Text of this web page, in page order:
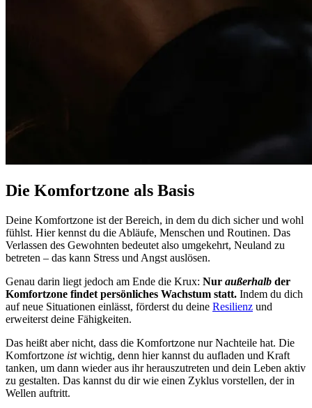
Die Komfortzone als Basis
Deine Komfortzone ist der Bereich, in dem du dich sicher und wohl
fühlst. Hier kennst du die Abläufe, Menschen und Routinen. Das
Verlassen des Gewohnten bedeutet also umgekehrt, Neuland zu
betreten – das kann Stress und Angst auslösen.
Genau darin liegt jedoch am Ende die Krux: Nur außerhalb der
Komfortzone findet persönliches Wachstum statt. Indem du dich
auf neue Situationen einlässt, förderst du deine Resilienz und
erweiterst deine Fähigkeiten.
Das heißt aber nicht, dass die Komfortzone nur Nachteile hat. Die
Komfortzone istwichtig, denn hier kannst du aufladen und Kraft
tanken, um dann wieder aus ihr herauszutreten und dein Leben aktiv
zu gestalten. Das kannst du dir wie einen Zyklus vorstellen, der in
Wellen auftritt.